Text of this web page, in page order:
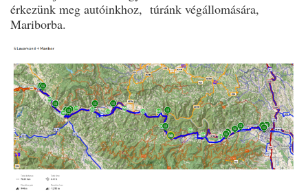
érkezünk meg autóinkhoz, túránk végállomására,
Mariborba.